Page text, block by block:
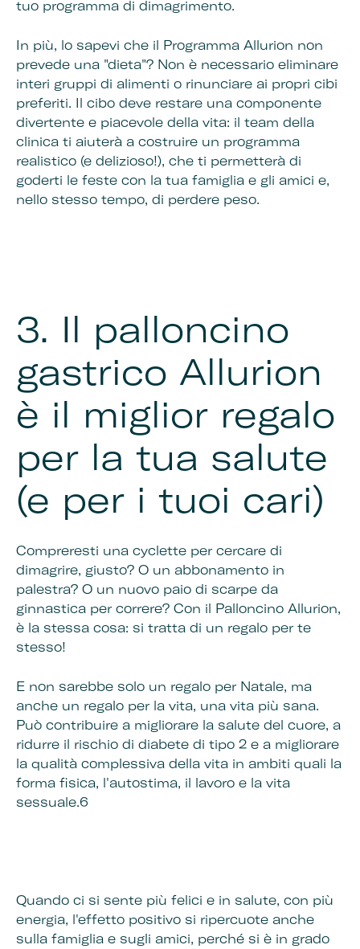
tuo programma di dimagrimento.
In più, lo sapevi che il Programma Allurion non
prevede una "dieta"? Non è necessario eliminare
interi gruppi di alimenti o rinunciare ai propri cibi
preferiti. Il cibo deve restare una componente
divertente e piacevole della vita: il team della
clinica ti aiuterà a costruire un programma
realistico (e delizioso!), che ti permetterà di
goderti le feste con la tua famiglia e gli amici e,
nello stesso tempo, di perdere peso.
3. Il palloncino
gastrico Allurion
è il miglior regalo
per la tua salute
(e per i tuoi cari)
Compreresti una cyclette per cercare di
dimagrire, giusto? O un abbonamento in
palestra? O un nuovo paio di scarpe da
ginnastica per correre? Con il Palloncino Allurion,
è la stessa cosa: si tratta di un regalo per te
stesso!
E non sarebbe solo un regalo per Natale, ma
anche un regalo per la vita, una vita più sana.
Può contribuire a migliorare la salute del cuore, a
ridurre il rischio di diabete di tipo 2 e a migliorare
la qualità complessiva della vita in ambiti quali la
forma fisica, l'autostima, il lavoro e la vita
sessuale.6
Quando ci si sente più felici e in salute, con più
energia, l'effetto positivo si ripercuote anche
sulla famiglia e sugli amici, perché si è in grado